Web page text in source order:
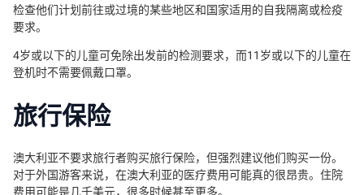
检查他们计划前往或过境的某些地区和国家适用的自我隔离或检疫
要求。
4岁或以下的儿童可免除出发前的检测要求，而11岁或以下的儿童在
登机时不需要佩戴口罩。
旅行保险
澳大利亚不要求旅行者购买旅行保险，但强烈建议他们购买一份。
对于外国游客来说，在澳大利亚的医疗费用可能真的很昂贵。住院
费用可能是几千美元，很多时候甚至更多。